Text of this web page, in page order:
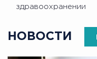
здравоохранении
НОВОСТИ